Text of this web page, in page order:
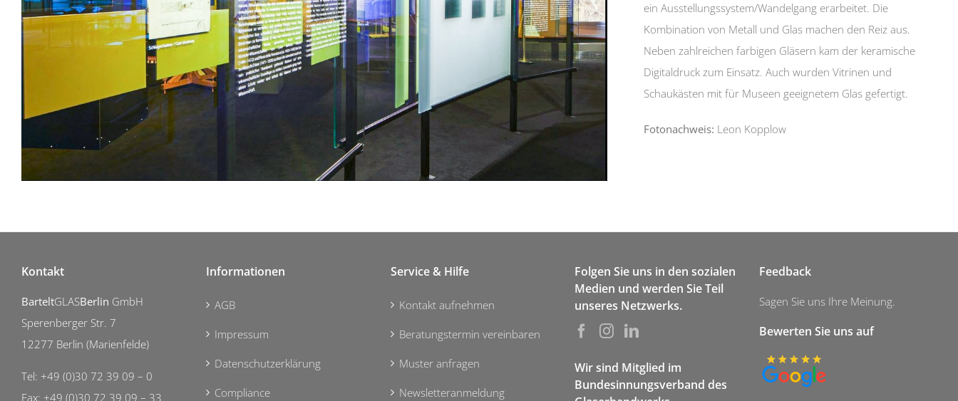
ein Ausstellungssystem/Wandelgang erarbeitet. Die
Kombination von Metall und Glas machen den Reiz aus.
Neben zahlreichen farbigen Gläsern kam der keramische
Digitaldruck zum Einsatz. Auch wurden Vitrinen und
Schaukästen mit für Museen geeignetem Glas gefertigt.
Fotonachweis: Leon Kopplow
Kontakt
BarteltGLASBerlin GmbH
Sperenberger Str. 7
12277 Berlin (Marienfelde)
Tel: +49 (0)30 72 39 09 – 0
Fax: +49 (0)30 72 39 09 – 33
Informationen
AGB
Impressum
Datenschutzerklärung
Compliance
Service & Hilfe
Kontakt aufnehmen
Beratungstermin vereinbaren
Muster anfragen
Newsletteranmeldung
Folgen Sie uns in den sozialen
Medien und werden Sie Teil
unseres Netzwerks.
Wir sind Mitglied im
Bundesinnungsverband des
Feedback
Sagen Sie uns Ihre Meinung.
Bewerten Sie uns auf